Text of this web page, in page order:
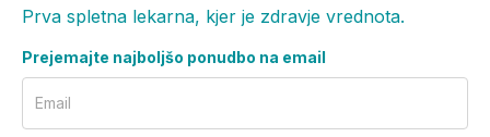
Prva spletna lekarna, kjer je zdravje vrednota.
Prejemajte najboljšo ponudbo na email
Email